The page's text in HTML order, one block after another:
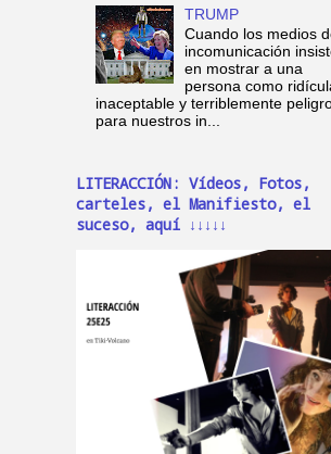
TRUMP
Cuando los medios
incomunicación
en mostrar a una
persona como
inaceptable y terriblemente
para nuestros in...
LITERACCIÓN: Vídeos, Fotos,
carteles, el Manifiesto, el
suceso, aquí ↓↓↓↓↓